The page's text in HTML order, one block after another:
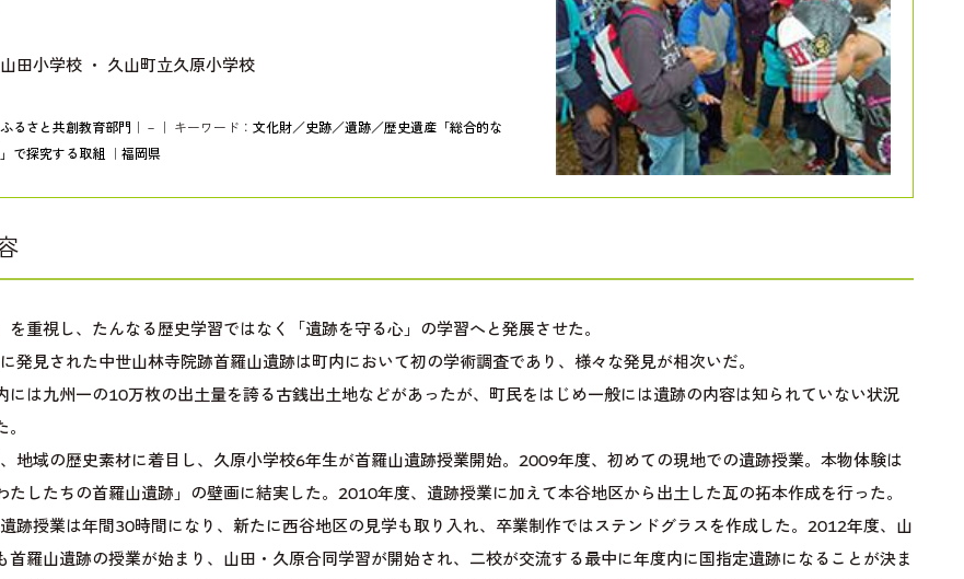
田小学校 ・ 久山町立久原小学校
るさと共創教育部門 ｜－｜ キーワード： 文化財／史跡／遺跡／歴史遺産「総合的な
で探究する取組
福岡県
を重視し、たんなる歴史学習ではなく「遺跡を守る心」の学習へと発展させた。
発見された中世山林寺院跡首羅山遺跡は町内において初の学術調査であり、様々な発見が相次いだ。
には九州一の10万枚の出土量を誇る古銭出土地などがあったが、町民をはじめ一般には遺跡の内容は知られていない状況
地域の歴史素材に着目し、久原小学校6年生が首羅山遺跡授業開始。2009年度、初めての現地での遺跡授業。本物体験は
たしたちの首羅山遺跡」の壁画に結実した。2010年度、遺跡授業に加えて本谷地区から出土した瓦の拓本作成を行った。
跡授業は年間30時間になり、新たに西谷地区の見学も取り入れ、卒業制作ではステンドグラスを作成した。2012年度、山
首羅山遺跡の授業が始まり、山田・久原合同学習が開始され、二校が交流する最中に年度内に国指定遺跡になることが決ま